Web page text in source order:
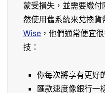
蒙受損失，並需要繳
然使用舊系統來兌換貨
Wise ，他們通常便宜
技：
你每次將享有更好
匯款速度像銀行一